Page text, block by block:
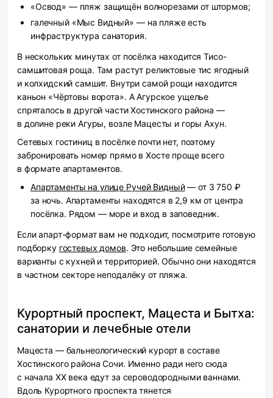
«Освод» — пляж защищён волнорезами от штормов;
галечный «Мыс Видный» — на пляже есть
инфраструктура санатория.
В нескольких минутах от посёлка находится Тисо-
самшитовая роща. Там растут реликтовые тис ягодный
и колхидский самшит. Внутри самой рощи находится
каньон «Чёртовы ворота». А Агурское ущелье
спряталось в другой части Хостинского района —
в долине реки Агуры, возле Мацесты и горы Ахун.
Сетевых гостиниц в посёлке почти нет, поэтому
забронировать номер прямо в Хосте проще всего
в формате апартаментов.
Апартаменты на улице Ручей Видный— от 3 750 ₽
за ночь. Апартаменты находятся в 2,9 км от центра
посёлка. Рядом — море и вход в заповедник.
Если апарт-формат вам не подходит, посмотрите готовую
подборку гостевых домов. Это небольшие семейные
варианты с кухней и территорией. Обычно они находятся
в частном секторе неподалёку от пляжа.
Курортный проспект, Мацеста и Бытха:
санатории и лечебные отели
Мацеста — бальнеологический курорт в составе
Хостинского района Сочи. Именно ради него сюда
с начала XX века едут за сероводородными ваннами.
Вдоль Курортного проспекта тянется